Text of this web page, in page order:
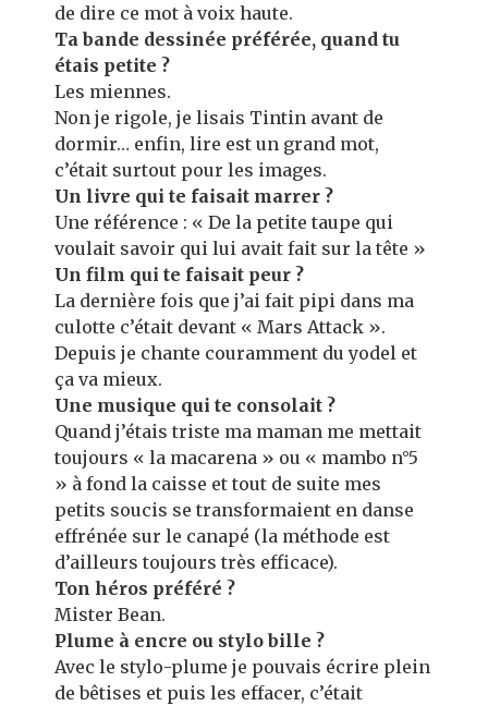
de dire ce mot à voix haute.
Ta bande dessinée préférée, quand tu
étais petite ?
Les miennes.
Non je rigole, je lisais Tintin avant de
dormir… enfin, lire est un grand mot,
c’était surtout pour les images.
Un livre qui te faisait marrer ?
Une référence : « De la petite taupe qui
voulait savoir qui lui avait fait sur la tête »
Un film qui te faisait peur ?
La dernière fois que j’ai fait pipi dans ma
culotte c’était devant « Mars Attack ».
Depuis je chante couramment du yodel et
ça va mieux.
Une musique qui te consolait ?
Quand j’étais triste ma maman me mettait
toujours « la macarena » ou « mambo n°5
» à fond la caisse et tout de suite mes
petits soucis se transformaient en danse
effrénée sur le canapé (la méthode est
d’ailleurs toujours très efficace).
Ton héros préféré ?
Mister Bean.
Plume à encre ou stylo bille ?
Avec le stylo-plume je pouvais écrire plein
de bêtises et puis les effacer, c’était